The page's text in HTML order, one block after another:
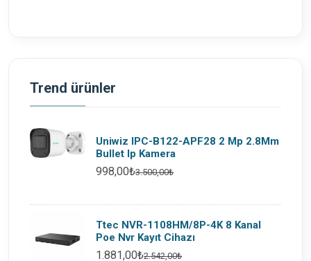
Trend ürünler
Uniwiz IPC-B122-APF28 2 Mp 2.8Mm
Bullet Ip Kamera
998,00₺3.500,00₺
Ttec NVR-1108HM/8P-4K 8 Kanal
Poe Nvr Kayıt Cihazı
1.881,00₺2.542,00₺